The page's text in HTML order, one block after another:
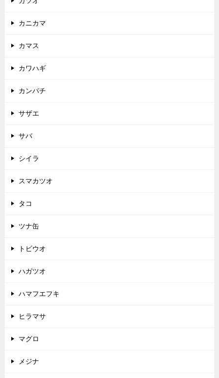
カニカマ
カマス
カワハギ
カンパチ
サザエ
サバ
シイラ
スマカツオ
タコ
ツナ缶
トビウオ
ハガツオ
ハマフエフキ
ヒラマサ
マグロ
メジナ